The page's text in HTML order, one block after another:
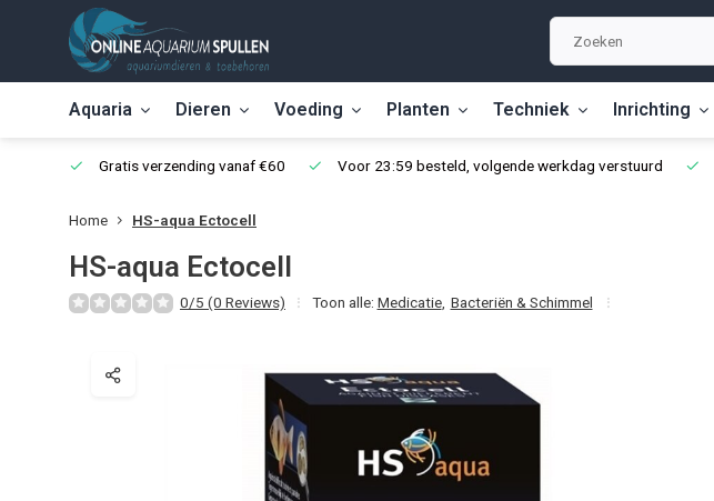
Aquaria Dieren Voeding Planten Techniek Inrichting
Gratis verzending vanaf €60 Voor 23:59 besteld, volgende werkdag verstuurd
Home HS-aqua Ectocell
HS-aqua Ectocell
0/5 (0 Reviews) Toon alle: Medicatie, Bacteriën & Schimmel